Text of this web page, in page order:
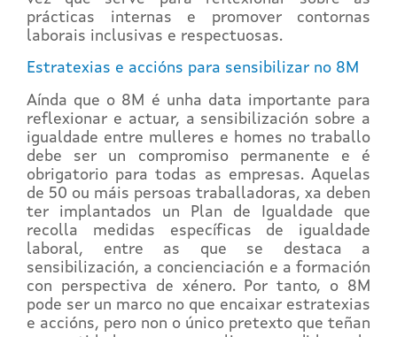
prácticas internas e promover contornas
laborais inclusivas e respectuosas.
Estratexias e accións para sensibilizar no 8M
Aínda que o 8M é unha data importante para
reflexionar e actuar, a sensibilización sobre a
igualdade entre mulleres e homes no traballo
debe ser un compromiso permanente e é
obrigatorio para todas as empresas. Aquelas
de 50 ou máis persoas traballadoras, xa deben
ter implantados un Plan de Igualdade que
recolla medidas específicas de igualdade
laboral, entre as que se destaca a
sensibilización, a concienciación e a formación
con perspectiva de xénero. Por tanto, o 8M
pode ser un marco no que encaixar estratexias
e accións, pero non o único pretexto que teñan